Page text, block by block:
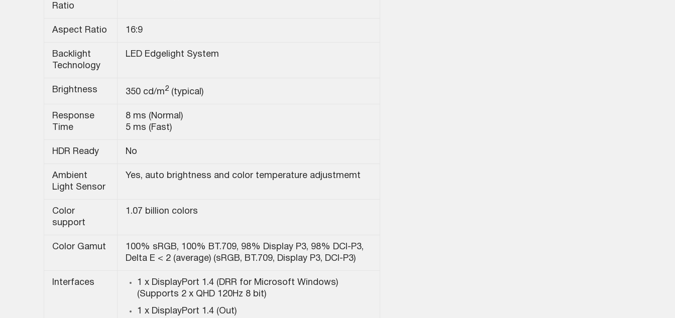
Ratio
Aspect Ratio 16:9
Backlight
Technology
LED Edgelight System
Brightness 350 cd/m2 (typical)
Response
Time
8 ms (Normal)
5 ms (Fast)
HDR Ready No
Ambient
Light Sensor
Yes, auto brightness and color temperature adjustmemt
Color
support
1.07 billion colors
Color Gamut
100% sRGB, 100% BT.709, 98% Display P3, 98% DCI-P3,
Delta E < 2 (average) (sRGB, BT.709, Display P3, DCI-P3)
Interfaces
1 x DisplayPort 1.4 (DRR for Microsoft Windows)
(Supports 2 x QHD 120Hz 8 bit)
1 x DisplayPort 1.4 (Out)